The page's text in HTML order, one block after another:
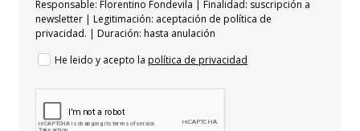
Responsable: Florentino Fondevila | Finalidad: suscripción a
newsletter | Legitimación: aceptación de política de
privacidad. | Duración: hasta anulación
He leido y acepto la política de privacidad